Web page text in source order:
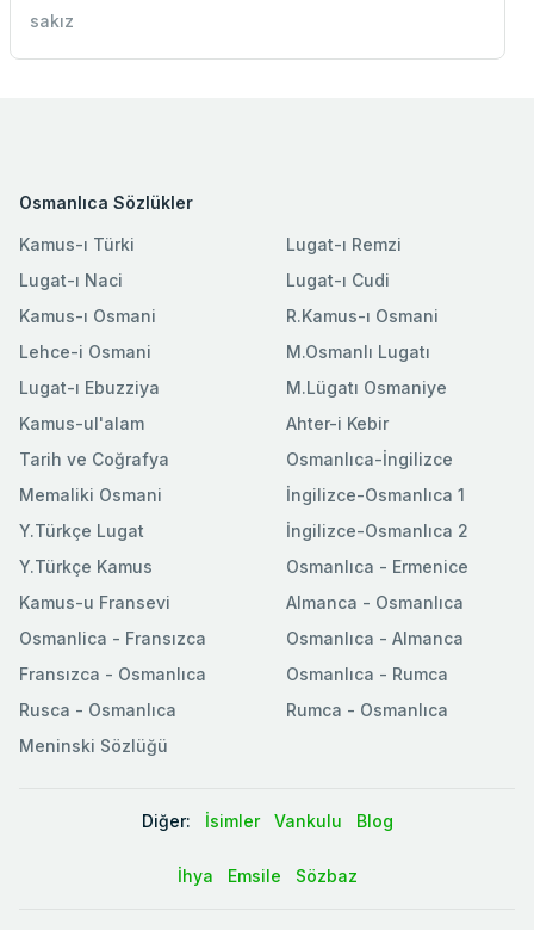
sakız
Osmanlıca Sözlükler
Kamus-ı Türki
Lugat-ı Naci
Kamus-ı Osmani
Lehce-i Osmani
Lugat-ı Ebuzziya
Lugat-ı Remzi
Lugat-ı Cudi
R.Kamus-ı Osmani
M.Osmanlı Lugatı
M.Lügatı Osmaniye
Kamus-ul'alam
Tarih ve Coğrafya
Memaliki Osmani
Y.Türkçe Lugat
Y.Türkçe Kamus
Ahter-i Kebir
Osmanlıca-İngilizce
İngilizce-Osmanlıca 1
İngilizce-Osmanlıca 2
Osmanlıca - Ermenice
Kamus-u Fransevi
Osmanlica - Fransızca
Fransızca - Osmanlıca
Rusca - Osmanlıca
Meninski Sözlüğü
Almanca - Osmanlıca
Osmanlıca - Almanca
Osmanlıca - Rumca
Rumca - Osmanlıca
Diğer: İsimler Vankulu Blog
İhya Emsile Sözbaz